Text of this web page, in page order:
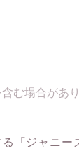
む場合があ
「ジャニー